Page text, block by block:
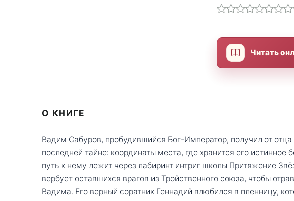
Читать
О КНИГЕ
Вадим Сабуров, пробудившийся Бог-Император, получил от отца
последней тайне: координаты места, где хранится его истинное
путь к нему лежит через лабиринт интриг школы Притяжение
вербует оставшихся врагов из Тройственного союза, чтобы
Вадима. Его верный соратник Геннадий влюбился в пленницу,